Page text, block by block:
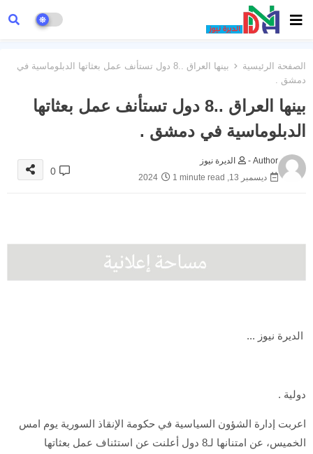
الصفحة الرئيسية
بينها العراق ..8 دول تستأنف عمل بعثاتها الدبلوماسية في
دمشق .
بينها العراق ..8 دول تستأنف عمل بعثاتها
الدبلوماسية في دمشق .
Author -
الديرة نيوز
ديسمبر 13, 2024
1 minute read
0
الديرة نيوز ...
دولية .
اعربت إدارة الشؤون السياسية في حكومة الإنقاذ السورية يوم امس
الخميس، عن امتنانها لـ8 دول أعلنت عن استئناف عمل بعثاتها